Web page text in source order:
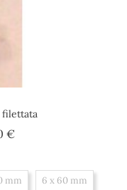
filettata
€Prezzo
mm 6 x 60 mm